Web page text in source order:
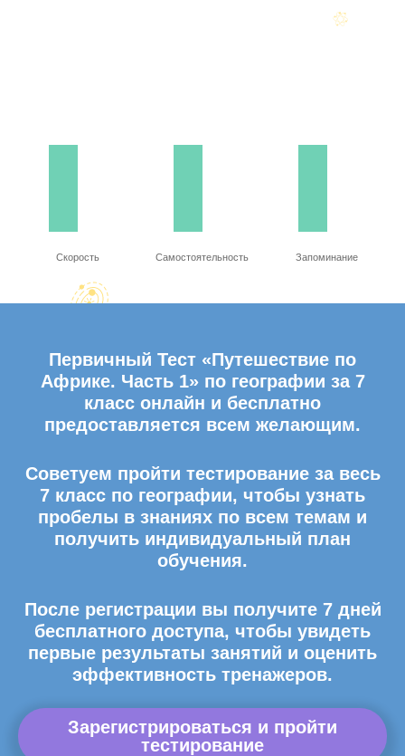
Скорость Самостоятельность Запоминание
Первичный Тест «Путешествие по
Африке. Часть 1» по географии за 7
класс онлайн и бесплатно
предоставляется всем желающим.
Советуем пройти тестирование за весь
7 класс по географии, чтобы узнать
пробелы в знаниях по всем темам и
получить индивидуальный план
обучения.
После регистрации вы получите 7 дней
бесплатного доступа, чтобы увидеть
первые результаты занятий и оценить
эффективность тренажеров.
Зарегистрироваться и пройти
тестирование